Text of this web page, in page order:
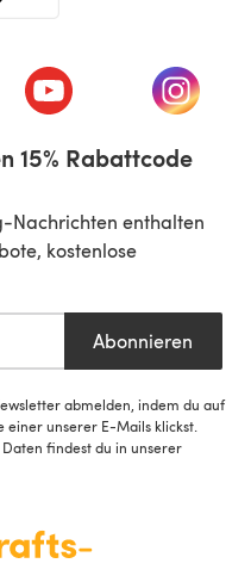
Tab)
in einem neuen Tab)
(öffnet sich in einem
(öffnet
15% Rabattcode
enthalten
kostenlose
Abonnieren
abmelden, indem du auf
einer unserer E-Mails klickst.
findest du in unserer